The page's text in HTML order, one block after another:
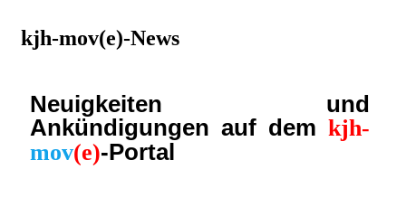
kjh-mov(e)-News
Neuigkeiten und
Ankündigungen auf dem kjh-
mov(e)-Portal